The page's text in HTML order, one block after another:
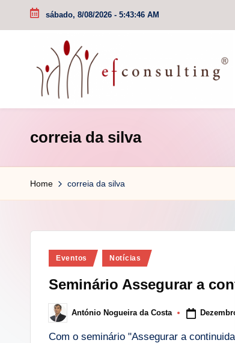
Skip
sábado, 8/08/2026 - 5:43:46 AM
f
c
o
correia da silva
Home correia da silva
Posted
Eventos Notícias
Seminário Assegurar a
Posted
by
António Nogueira da Costa
Com o seminário "Assegurar a